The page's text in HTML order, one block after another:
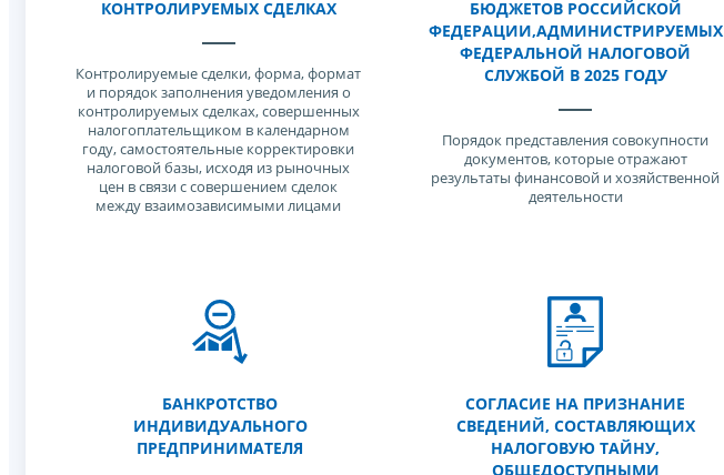
КОНТРОЛИРУЕМЫХ СДЕЛКАХ
Контролируемые сделки, форма, формат
и порядок заполнения уведомления о
контролируемых сделках, совершенных
налогоплательщиком в календарном
году, самостоятельные корректировки
налоговой базы, исходя из рыночных
цен в связи с совершением сделок
между взаимозависимыми лицами
БЮДЖЕТОВ РОССИЙСКОЙ
ФЕДЕРАЦИИ,АДМИНИСТРИРУЕМЫХ
ФЕДЕРАЛЬНОЙ НАЛОГОВОЙ
СЛУЖБОЙ В 2025 ГОДУ
Порядок представления совокупности
документов, которые отражают
результаты финансовой и хозяйственной
деятельности
БАНКРОТСТВО
ИНДИВИДУАЛЬНОГО
ПРЕДПРИНИМАТЕЛЯ
СОГЛАСИЕ НА ПРИЗНАНИЕ
СВЕДЕНИЙ, СОСТАВЛЯЮЩИХ
НАЛОГОВУЮ ТАЙНУ,
ОБЩЕДОСТУПНЫМИ